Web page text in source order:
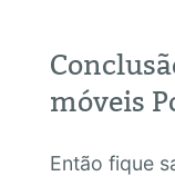
móveis
Então fique